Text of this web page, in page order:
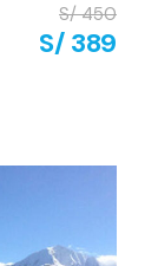
S/ 450
S/ 389